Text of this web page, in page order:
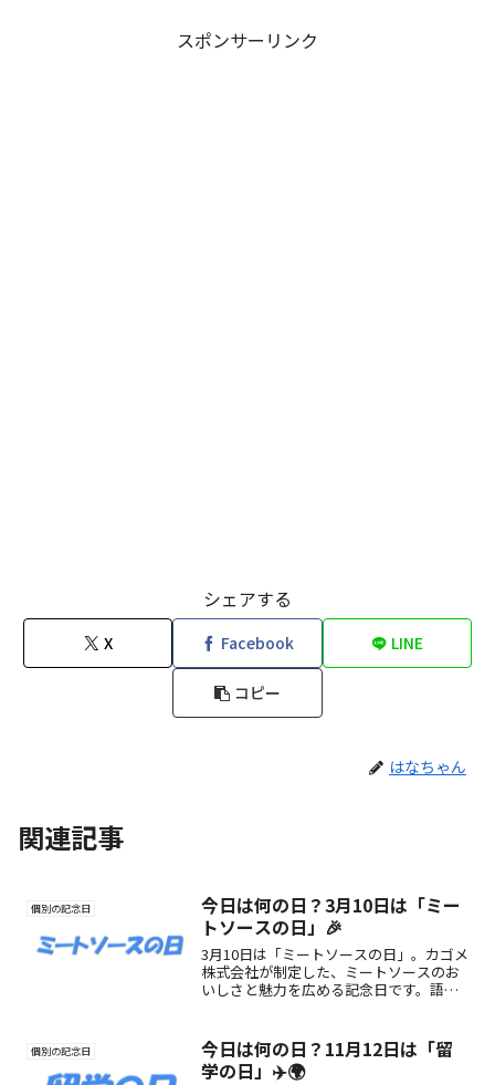
スポンサーリンク
シェアする
X Facebook LINE
コピー
はなちゃん
関連記事
個別の記念日
今日は何の日？3月10日は「ミー
トソースの日」🎉
3月10日は「ミートソースの日」。カゴメ
株式会社が制定した、ミートソースのお
いしさと魅力を広める記念日です。語呂
個別の記念日
今日は何の日？11月12日は「留
学の日」✈️🌍